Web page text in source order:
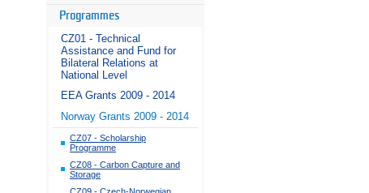
Programmes
CZ01 - Technical
Assistance and Fund for
Bilateral Relations at
National Level
EEA Grants 2009 - 2014
Norway Grants 2009 - 2014
CZ07 - Scholarship
Programme
CZ08 - Carbon Capture and
Storage